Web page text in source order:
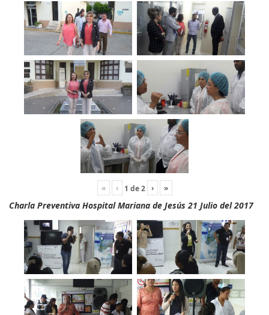
« ‹ 1 de2 › »
Charla Preventiva Hospital Mariana de Jesús 21 Julio del 2017